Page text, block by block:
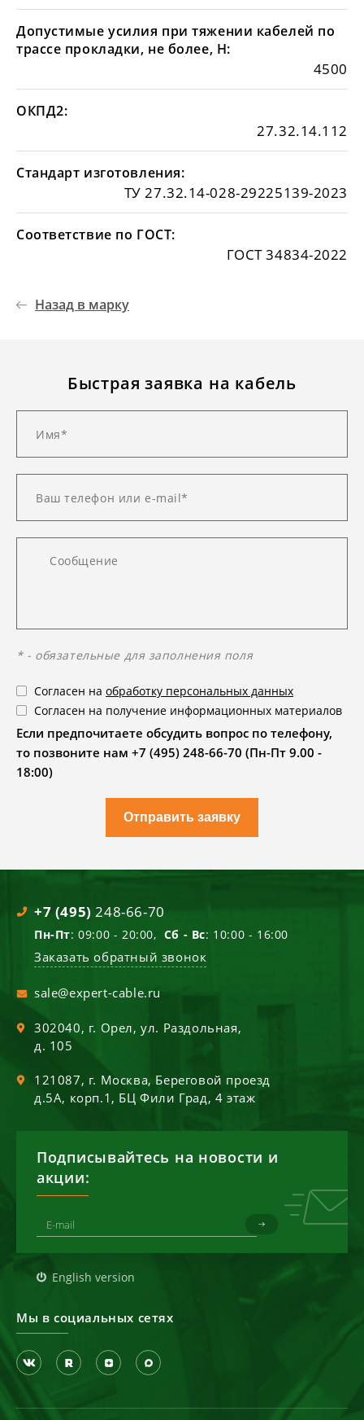
Допустимые усилия при тяжении кабелей по
трассе прокладки, не более, Н:
4500
ОКПД2:
27.32.14.112
Стандарт изготовления:
ТУ 27.32.14-028-29225139-2023
Соответствие по ГОСТ:
ГОСТ 34834-2022
Назад в марку
Быстрая заявка на кабель
* - обязательные для заполнения поля
Согласен на обработку персональных данных
Согласен на получение информационных материалов
Если предпочитаете обсудить вопрос по телефону,
то позвоните нам +7 (495) 248-66-70 (Пн-Пт 9.00 -
18:00)
Отправить заявку
+7 (495) 248-66-70
Пн-Пт: 09:00 - 20:00, Сб - Вс: 10:00 - 16:00
Заказать обратный звонок
sale@expert-cable.ru
302040, г. Орел,ул. Раздольная,
д. 105
121087, г. Москва, Береговой проезд
д.5А, корп.1, БЦ Фили Град, 4 этаж
Подписывайтесь на новости и
акции:
English version
Мы в социальных сетях